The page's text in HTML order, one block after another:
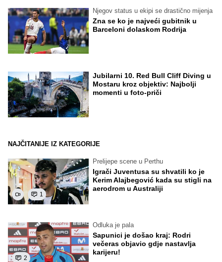
Njegov status u ekipi se drastično mijenja
Zna se ko je najveći gubitnik u
Barceloni dolaskom Rodrija
Jubilarni 10. Red Bull Cliff Diving u
Mostaru kroz objektiv: Najbolji
momenti u foto-priči
NAJČITANIJE IZ KATEGORIJE
1
Prelijepe scene u Perthu
Igrači Juventusa su shvatili ko je
Kerim Alajbegović kada su stigli na
aerodrom u Australiji
2
Odluka je pala
Sapunici je došao kraj: Rodri
večeras objavio gdje nastavlja
karijeru!